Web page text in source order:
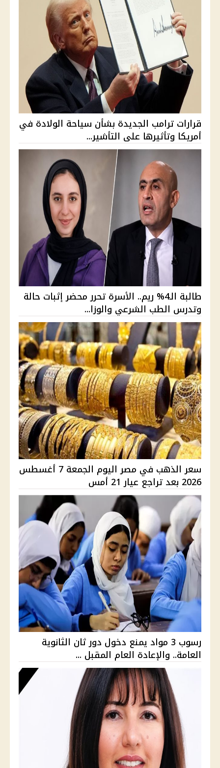
قرارات ترامب الجديدة بشأن سياحة الولادة في
أمريكا وتأثيرها على التأشير...
طالبة الـ4% ريم.. الأسرة تحرر محضر إثبات حالة
وتدرس الطب الشرعي والوزا...
سعر الذهب في مصر اليوم الجمعة 7 أغسطس
2026 بعد تراجع عيار 21 أمس
رسوب 3 مواد يمنع دخول دور ثان الثانوية
العامة.. والإعادة العام المقبل ...